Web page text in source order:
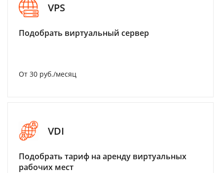
VPS
Подобрать виртуальный сервер
От 30 руб./месяц
VDI
Подобрать тариф на аренду виртуальных
рабочих мест